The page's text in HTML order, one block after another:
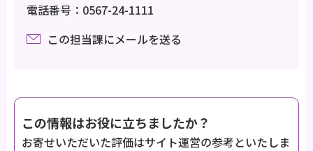
電話番号：0567-24-1111
この担当課にメールを送る
この情報はお役に立ちましたか？
お寄せいただいた評価はサイト運営の参考といたしま